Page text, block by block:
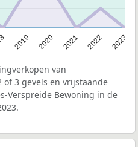
2019 2020 2021 2022 2023
van
3 gevels en vrijstaande
Verspreide Bewoning in de